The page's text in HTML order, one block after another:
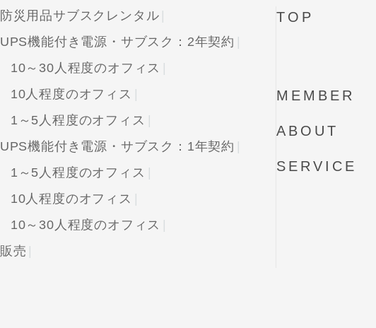
防災用品サブスクレンタル
UPS機能付き電源・サブスク：2年契約
10～30人程度のオフィス
10人程度のオフィス
1～5人程度のオフィス
UPS機能付き電源・サブスク：1年契約
1～5人程度のオフィス
10人程度のオフィス
10～30人程度のオフィス
販売
TOP
MEMBER
ABOUT
SERVICE